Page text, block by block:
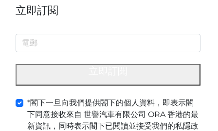
立即訂閱
*閣下一旦向我們提供閤下的個人資料，即表示閣
下同意接收來自 世譽汽車有限公司 ORA 香港的最
新資訊，同時表示閣下已閱讀並接受我們的私隱政